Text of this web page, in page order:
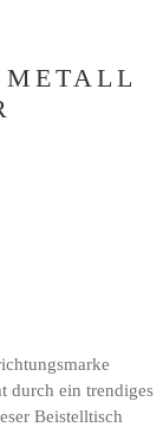
durch ein trendiges
Beistelltisch